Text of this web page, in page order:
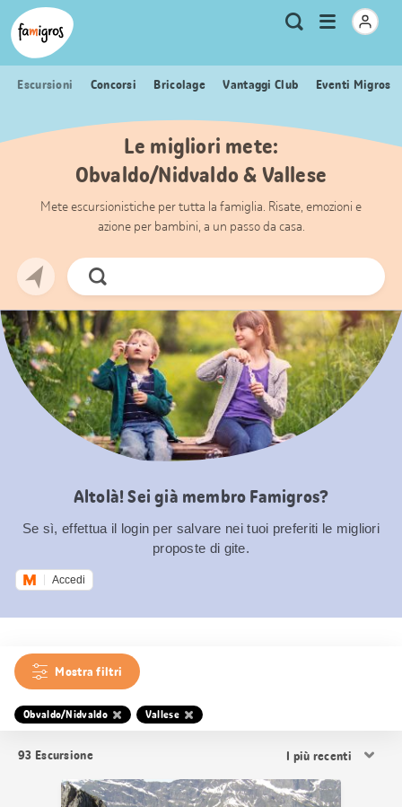
Navigazione
segnalibri
Header
Logo Metanavigazione
Ricerca
Apri
menu
Escursioni Concorsi Bricolage Vantaggi Club Eventi Migros
Le migliori mete:
Obvaldo/Nidvaldo & Vallese
Mete escursionistiche per tutta la famiglia. Risate, emozioni e
azione per bambini, a un passo da casa.
Cerca
ora
Altolà! Sei già membro Famigros?
Se sì, effettua il login per salvare nei tuoi preferiti le migliori
proposte di gite.
Accedi
Mostra filtri
Obvaldo/Nidvaldo Vallese
93 Escursione
i
risultati